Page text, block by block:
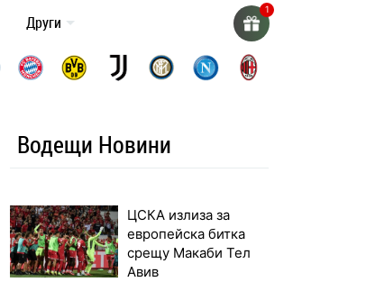
Други
Водещи Новини
ЦСКА излиза за
европейска битка
срещу Макаби Тел
Авив